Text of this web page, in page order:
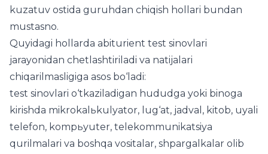
kuzatuv ostida guruhdan chiqish hollari bundan
mustasno.
Quyidagi hollarda abiturient test sinovlari
jarayonidan chetlashtiriladi va natijalari
chiqarilmasligiga asos bo‘ladi:
test sinovlari o‘tkaziladigan hududga yoki binoga
kirishda mikrokalьkulyator, lug‘at, jadval, kitob, uyali
telefon, kompьyuter, telekommunikatsiya
qurilmalari va boshqa vositalar, shpargalkalar olib